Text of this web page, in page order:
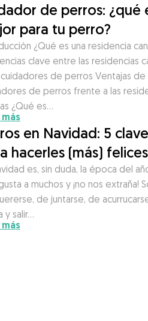
de perros: ¿qué
para tu perro?
¿Qué es una residencia
clave entre las residencias
de perros Ventajas de
de perros frente a las
¿Qué es…
en Navidad: 5
hacerles (más) felices
es, sin duda, la época del
a muchos y ¡no nos extraña!
de juntarse, de
y salir…